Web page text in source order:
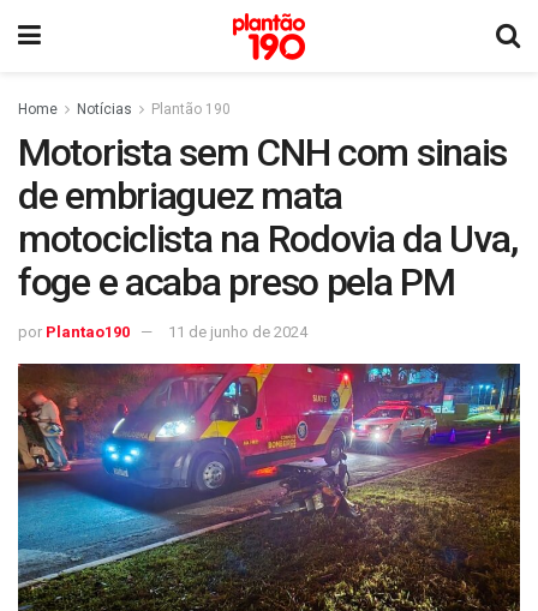
Home Notícias Plantão 190
Motorista sem CNH com sinais
de embriaguez mata
motociclista na Rodovia da Uva,
foge e acaba preso pela PM
por Plantao190 11 de junho de 2024